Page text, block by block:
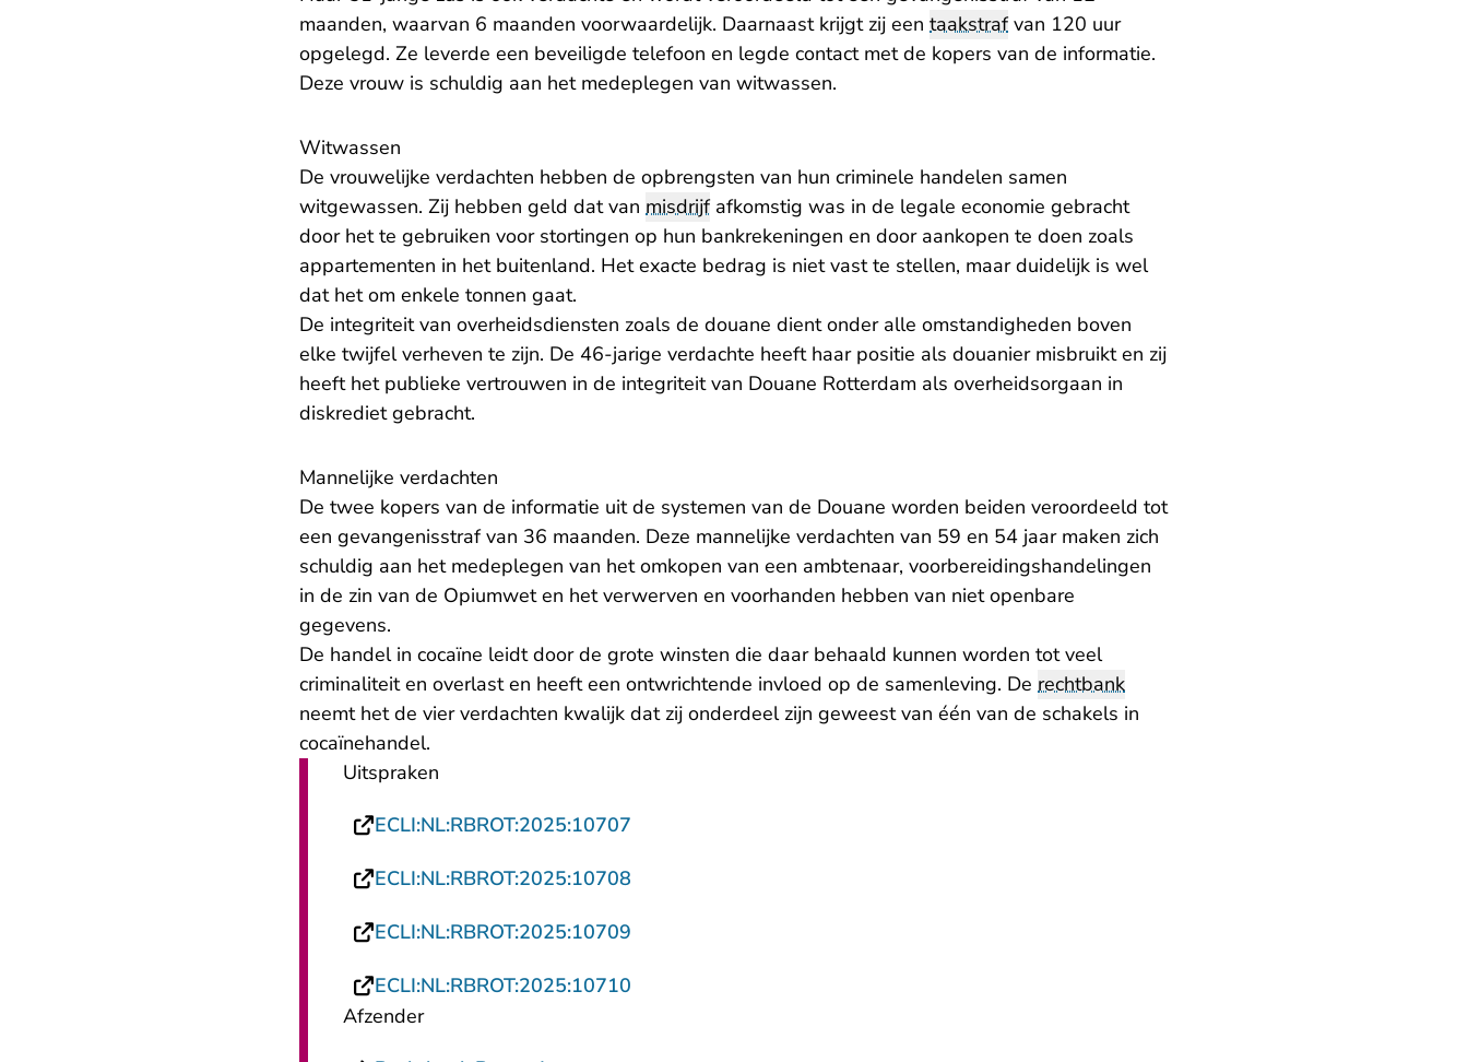
maanden, waarvan 6 maanden voorwaardelijk. Daarnaast krijgt zij een taakstrafvan 120 uur
opgelegd. Ze leverde een beveiligde telefoon en legde contact met de kopers van de informatie.
Deze vrouw is schuldig aan het medeplegen van witwassen.
Witwassen
De vrouwelijke verdachten hebben de opbrengsten van hun criminele handelen samen
witgewassen. Zij hebben geld dat van misdrijfafkomstig was in de legale economie gebracht
door het te gebruiken voor stortingen op hun bankrekeningen en door aankopen te doen zoals
appartementen in het buitenland. Het exacte bedrag is niet vast te stellen, maar duidelijk is wel
dat het om enkele tonnen gaat.
De integriteit van overheidsdiensten zoals de douane dient onder alle omstandigheden boven
elke twijfel verheven te zijn. De 46-jarige verdachte heeft haar positie als douanier misbruikt en zij
heeft het publieke vertrouwen in de integriteit van Douane Rotterdam als overheidsorgaan in
diskrediet gebracht.
Mannelijke verdachten
De twee kopers van de informatie uit de systemen van de Douane worden beiden veroordeeld tot
een gevangenisstraf van 36 maanden. Deze mannelijke verdachten van 59 en 54 jaar maken zich
schuldig aan het medeplegen van het omkopen van een ambtenaar, voorbereidingshandelingen
in de zin van de Opiumwet en het verwerven en voorhanden hebben van niet openbare
gegevens.
De handel in cocaïne leidt door de grote winsten die daar behaald kunnen worden tot veel
criminaliteit en overlast en heeft een ontwrichtende invloed op de samenleving. De rechtbank
neemt het de vier verdachten kwalijk dat zij onderdeel zijn geweest van één van de schakels in
cocaïnehandel.
Uitspraken
ECLI:NL:RBROT:2025:10707
ECLI:NL:RBROT:2025:10708
ECLI:NL:RBROT:2025:10709
ECLI:NL:RBROT:2025:10710
Afzender